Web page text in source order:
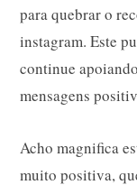
para quebrar o
instagram. Este
continue
mensagens
Acho magnifica
muito positiva,